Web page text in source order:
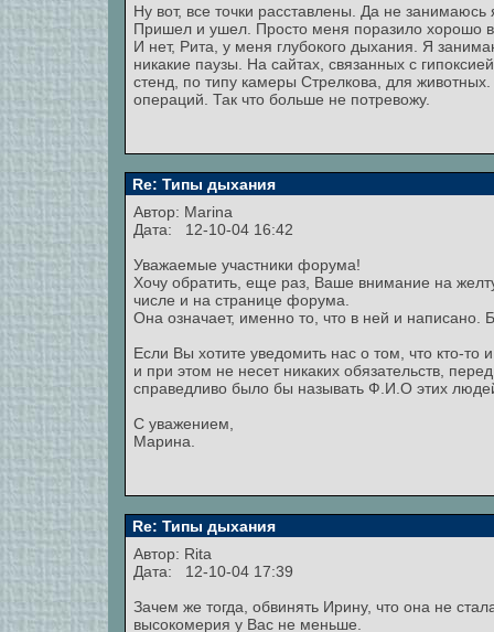
Ну вот, все точки расставлены. Да не
Пришел и ушел. Просто меня поразило хорошо
И нет, Рита, у меня глубокого дыхания. Я
никакие паузы. На сайтах, связанных с
стенд, по типу камеры Стрелкова, для
операций. Так что больше не потревожу.
Re: Типы дыхания
Автор: Marina
Дата: 12-10-04 16:42
Уважаемые участники форума!
Хочу обратить, еще раз, Ваше внимание на
числе и на странице форума.
Она означает, именно то, что в ней и написано.
Если Вы хотите уведомить нас о том, что кто-
и при этом не несет никаких обязательств,
справедливо было бы называть Ф.И.О этих
С уважением,
Марина.
Re: Типы дыхания
Автор: Rita
Дата: 12-10-04 17:39
Зачем же тогда, обвинять Ирину, что она не
высокомерия у Вас не меньше.